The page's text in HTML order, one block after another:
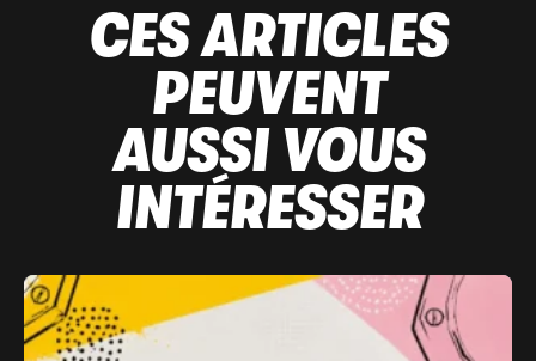
CES ARTICLES
PEUVENT
AUSSI VOUS
INTÉRESSER